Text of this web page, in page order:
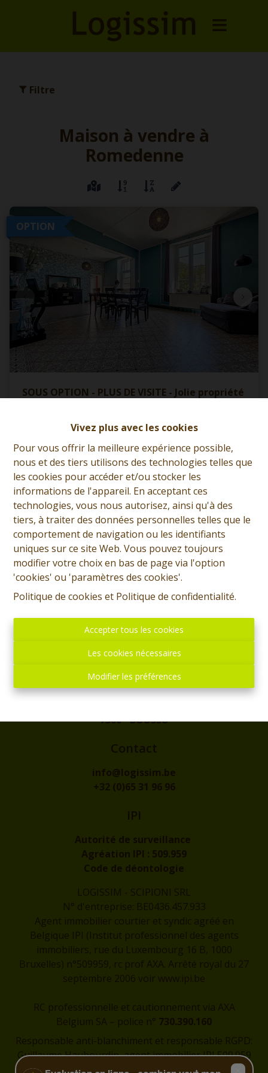
Vivez plus avec les cookies
Pour vous offrir la meilleure expérience possible,
nous et des tiers utilisons des technologies telles que
les cookies pour accéder et/ou stocker les
informations de l'appareil. En acceptant ces
technologies, vous nous autorisez, ainsi qu'à des
tiers, à traiter des données personnelles telles que le
comportement de navigation ou les identifiants
uniques sur ce site Web. Vous pouvez toujours
modifier votre choix en bas de page via l'option
'cookies' ou 'paramètres des cookies'.
Politique de cookies et Politique de confidentialité.
Accepter tous les cookies
Les cookies nécessaires
Modifier les préférences
Filtre
Maison à vendre à
Romedenne
OPTION
SOUS OPTION - PLUS DE VISITE - Jolie propriété
5600 Romedenne| Ref: 12540
À partir de € 270.000
4 1 389 m²
Adresse
7300 - BOUSSU
Contact
info@logissim.be
+32 (0)65 31 96 96
IPI
Autorité de surveillance
Agréation IPI : 509.959
Code de déontologie
LOGISSIM - SCIPIONI SRL
N° d'entreprise: BE0436.457.933
Agent immobilier courtier et syndic agréé en
Belgique IPI (Institut professionnel des agents
immobiliers, rue du Luxembourg 16 B, 1000
Bruxelles) n°509959, rc prof AXA. Arrêté royal du 27
septembre 2006 voir www.ipi.be
RC professionnelle et cautionnement via AXA
Belgium SA – police n° 730.390.160
Responsable anti-blanchiment et responsable RGPD:
Guillaume Haubourdin, agent immobilier IPI 509.959
-guillaume@logissim.be